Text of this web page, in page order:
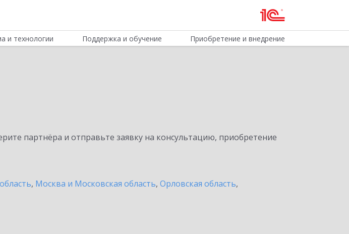
и технологии Поддержка и обучение Приобретение и внедрение
партнёра и отправьте заявку на консультацию, приобретение
, Москва и Московская область, Орловская область,